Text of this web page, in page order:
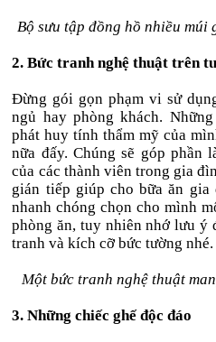
Bộ sưu tập đồng hồ nhiều
2. Bức tranh nghệ thuật trên
Đừng gói gọn phạm vi sử
ngủ hay phòng khách.
phát huy tính thẩm mỹ của
nữa đấy. Chúng sẽ góp phần
của các thành viên trong gia
gián tiếp giúp cho bữa ăn
nhanh chóng chọn cho mình
phòng ăn, tuy nhiên nhớ lưu ý
tranh và kích cỡ bức tường nhé.
Một bức tranh nghệ thuật
3. Những chiếc ghế độc đáo